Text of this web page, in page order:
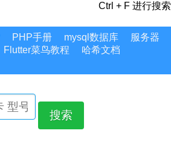
Ctrl + F 进行搜索
PHP手册 mysql数据库
服务器
Flutter菜鸟教程
哈希文档
搜索